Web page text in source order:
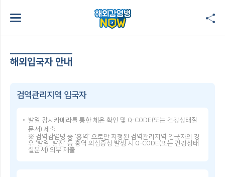
해외입국자 안내
검역관리지역 입국자
발열 감시카메라를 통한 체온 확인 및 Q-CODE(또는 건강상태질
문서) 제출
※ 검역감염병 중 ‘홍역’ 으로만 지정된 검역관리지역 입국자의 경
우 ‘발열, 발진’ 등 홍역 의심증상 발생 시 Q-CODE(또는 건강상태
질문서) 의무 제출